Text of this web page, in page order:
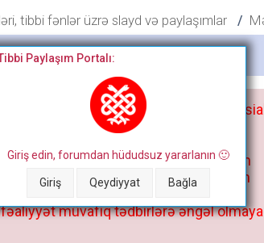
tibbi fənlər üzrə slayd və paylaşımlar
Bitdi
Paylaşım Portalı:
Giriş edin, forumdan hüdudsuz yararlanın 🙂
Giriş Qeydiyyat Bağla
heç bir qrupda, saytda və sosial
ilə mütləq tanış olun:
deyil, kənar niyyətlər, xüsusi proqram
göstərənlərin və istifadə edənlərin
bütün müvafiq tədbirlər böyük
müvafiq tədbirlərə əngəl